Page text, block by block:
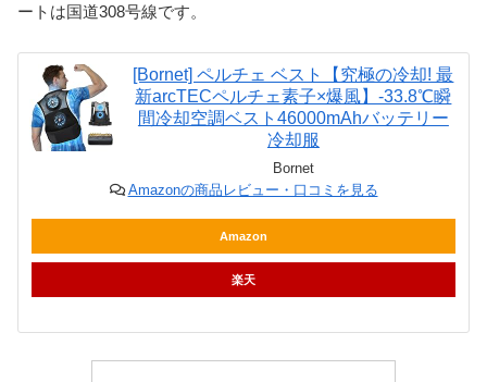
ートは国道308号線です。
[Bornet] ペルチェ ベスト【究極の冷却! 最
新arcTECペルチェ素子×爆風】-33.8℃瞬
間冷却空調ベスト46000mAhバッテリー
冷却服
Bornet
Amazonの商品レビュー・口コミを見る
Amazon
楽天